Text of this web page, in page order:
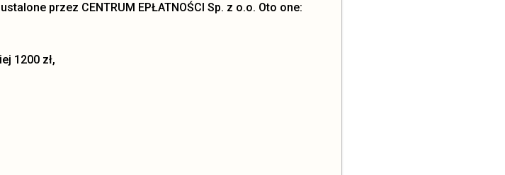
przez CENTRUM EPŁATNOŚCI Sp. z o.o. Oto one:
1200 zł,